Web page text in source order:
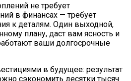
не требует
в финансах — требует
к деталям. Один выходной,
плану, даст вам ясность и
ваши долгосрочные
в будущее: результат
сэкономить десятки тысяч